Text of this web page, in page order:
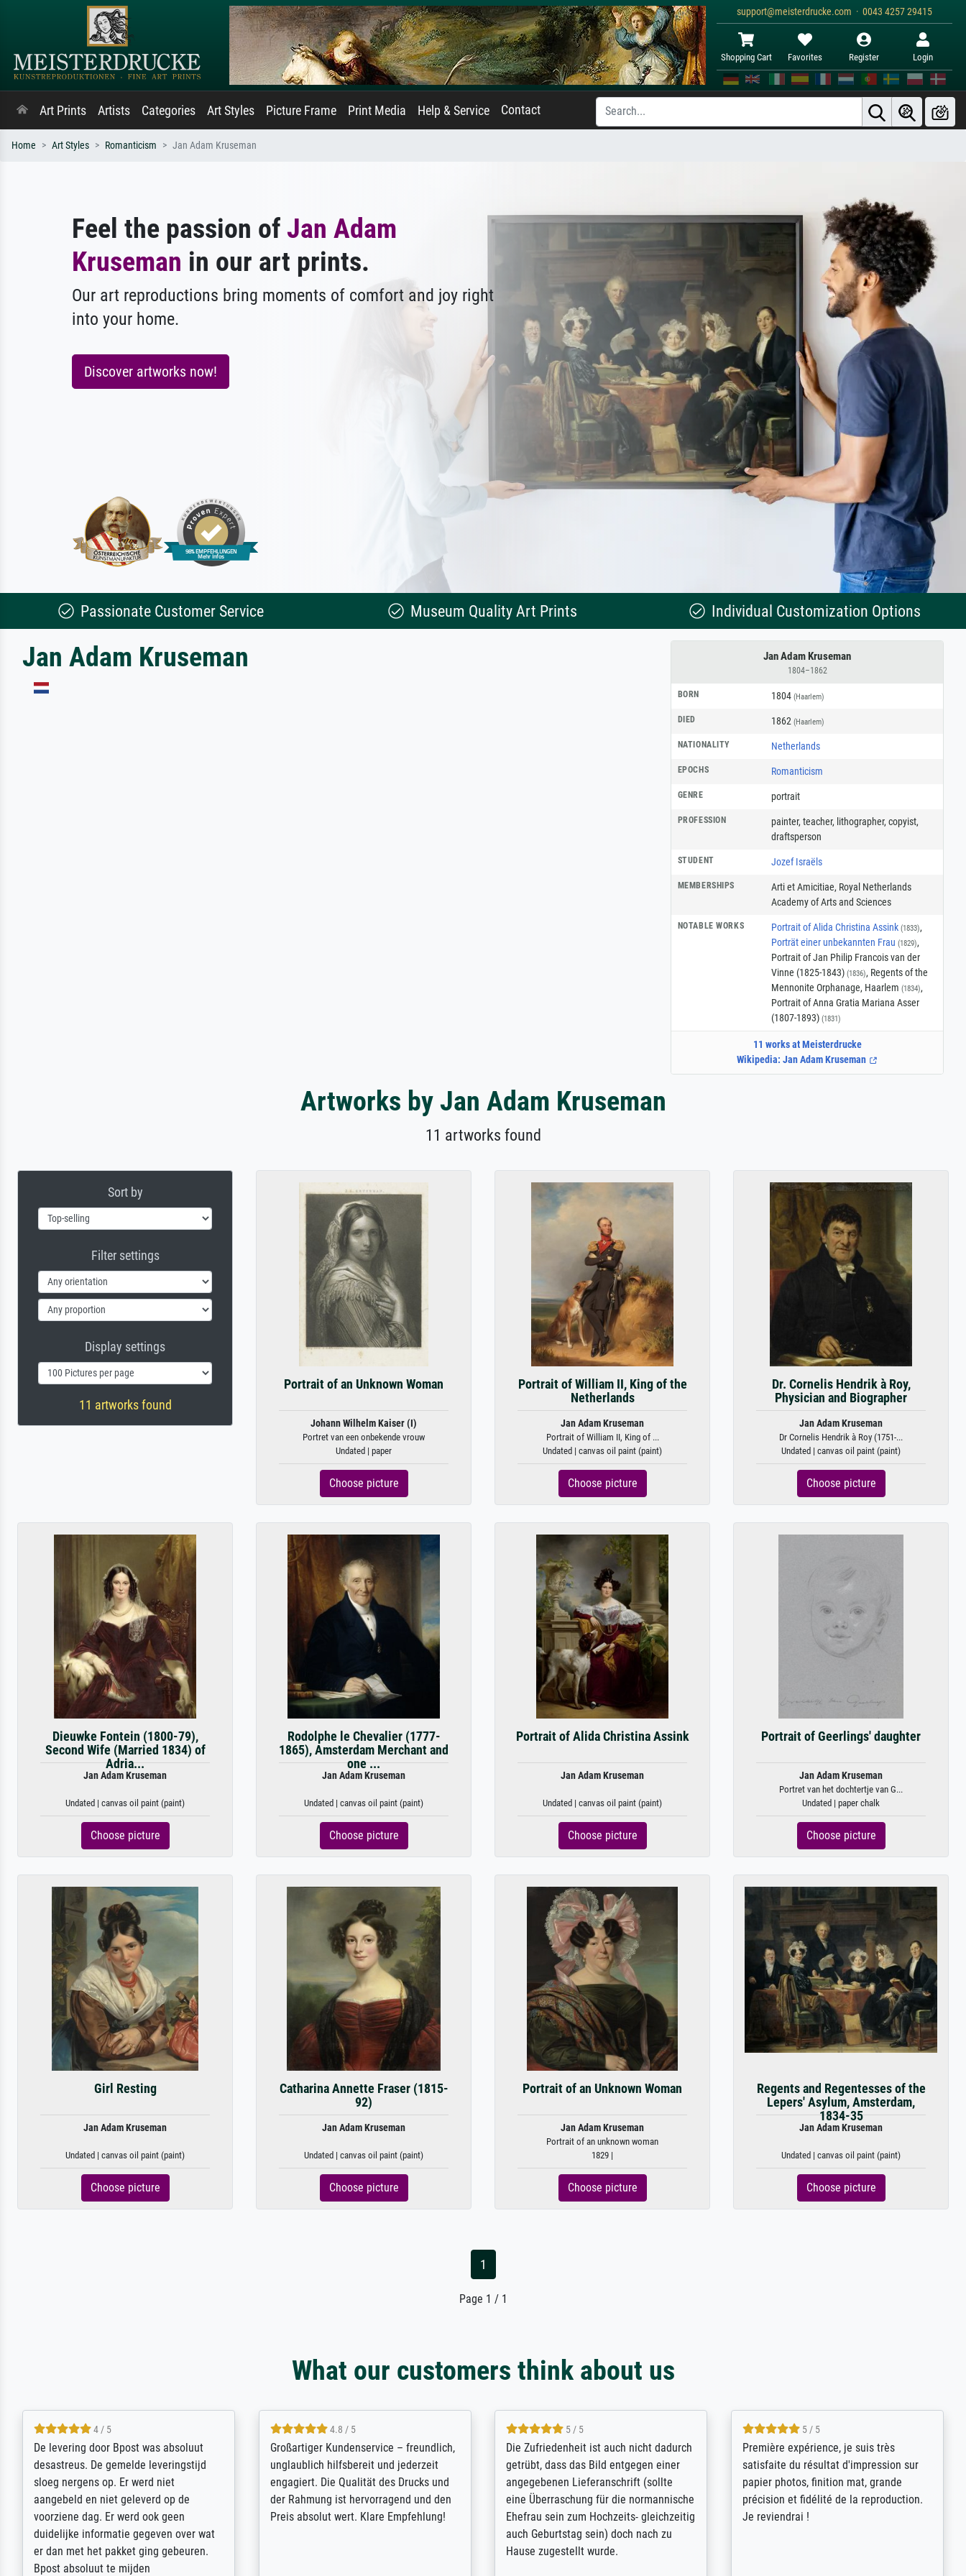
support@meisterdrucke.com · 0043 4257 29415
Shopping Cart Favorites Register Login
Art Prints Artists Categories Art Styles Picture Frame Print Media Help & Service Contact
Home Art Styles Romanticism Jan Adam Kruseman
Feel the passion of Jan Adam
Kruseman in our art prints.
Our art reproductions bring moments of comfort and joy right
into your home.
Discover artworks now!
Passionate Customer Service Museum Quality Art Prints Individual Customization Options
Jan Adam Kruseman
1804–1862
BORN 1804 (Haarlem)
DIED 1862 (Haarlem)
NATIONALITY Netherlands
EPOCHS Romanticism
GENRE portrait
PROFESSION painter, teacher, lithographer, copyist,
draftsperson
STUDENT Jozef Israëls
MEMBERSHIPS Arti et Amicitiae, Royal Netherlands
Academy of Arts and Sciences
NOTABLE WORKS Portrait of Alida Christina Assink (1833),
Porträt einer unbekannten Frau (1829),
Portrait of Jan Philip Francois van der
Vinne (1825-1843) (1836), Regents of the
Mennonite Orphanage, Haarlem (1834),
Portrait of Anna Gratia Mariana Asser
(1807-1893) (1831)
11 works at Meisterdrucke
Wikipedia: Jan Adam Kruseman
Jan Adam Kruseman
Artworks by Jan Adam Kruseman
11 artworks found
Sort by
Filter settings
Display settings
11 artworks found
Portrait of an Unknown Woman
Johann Wilhelm Kaiser (I)
Portret van een onbekende vrouw
Undated | paper
Choose picture
Portrait of William II, King of the
Netherlands
Jan Adam Kruseman
Portrait of William II, King of ...
Undated | canvas oil paint (paint)
Choose picture
Dr. Cornelis Hendrik à Roy,
Physician and Biographer
Jan Adam Kruseman
Dr Cornelis Hendrik à Roy (1751-...
Undated | canvas oil paint (paint)
Choose picture
Dieuwke Fontein (1800-79),
Second Wife (Married 1834) of
Adria...
Jan Adam Kruseman
Undated | canvas oil paint (paint)
Choose picture
Rodolphe le Chevalier (1777-
1865), Amsterdam Merchant and
one ...
Jan Adam Kruseman
Undated | canvas oil paint (paint)
Choose picture
Portrait of Alida Christina Assink
Jan Adam Kruseman
Undated | canvas oil paint (paint)
Choose picture
Portrait of Geerlings' daughter
Jan Adam Kruseman
Portret van het dochtertje van G...
Undated | paper chalk
Choose picture
Girl Resting
Jan Adam Kruseman
Undated | canvas oil paint (paint)
Choose picture
Catharina Annette Fraser (1815-
92)
Jan Adam Kruseman
Undated | canvas oil paint (paint)
Choose picture
Portrait of an Unknown Woman
Jan Adam Kruseman
Portrait of an unknown woman
1829 |
Choose picture
Regents and Regentesses of the
Lepers' Asylum, Amsterdam,
1834-35
Jan Adam Kruseman
Undated | canvas oil paint (paint)
Choose picture
1
Page 1 / 1
What our customers think about us
5 / 5
Sehr gute Qualität des Leinwanddrucks
und des Rahmens! Unser Bild wurde
sehr sorgfältig und sicher verpackt, so
dass es unbeschadet bei uns ankam. Es
wird nicht unser letzter Meisterdruck
sein. Vielen Dank!
5 / 5
Für ein Erinnerungsbuch mit der
Feldpost meines Großvaters aus dem 1.
Weltkrieg benötigte ich ein
ausdrucksvolles Bild. Das habe ich bei
Ihnen gefunden. Bei der Auswahl der
4.8 / 5
Hervorragende Qualität. Man kann sich
vieles anpassen lassen, wie z.B.:
Randentfernung, Farbe, Helligkeit,
Kontrast und Weiteres. Sehr freundliche
Kontaktperson per Mail. Das Bild (ein
Kunstdruck) wurde sehr gut verpackt -
sehr starke Papprolle mit Plastikdeckeln
4.8 / 5
Qualité absolument irréprochable.
Extraordinaire diversité des thèmes
abordés et personnalisation des
demandes (recadrage, réajustement des
couleurs). Relation clientèle parfaite.